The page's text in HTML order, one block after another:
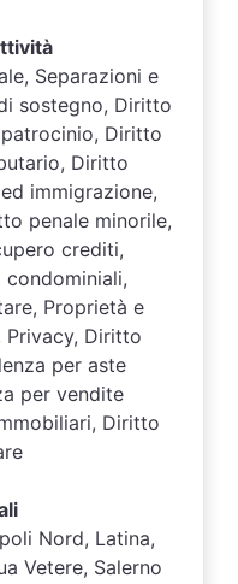
Separazioni e
sostegno, Diritto
Diritto
Diritto
immigrazione,
penale minorile,
crediti,
Proprietà e
Privacy, Diritto
per aste
per vendite
Diritto
Nord, Latina,
Vetere, Salerno